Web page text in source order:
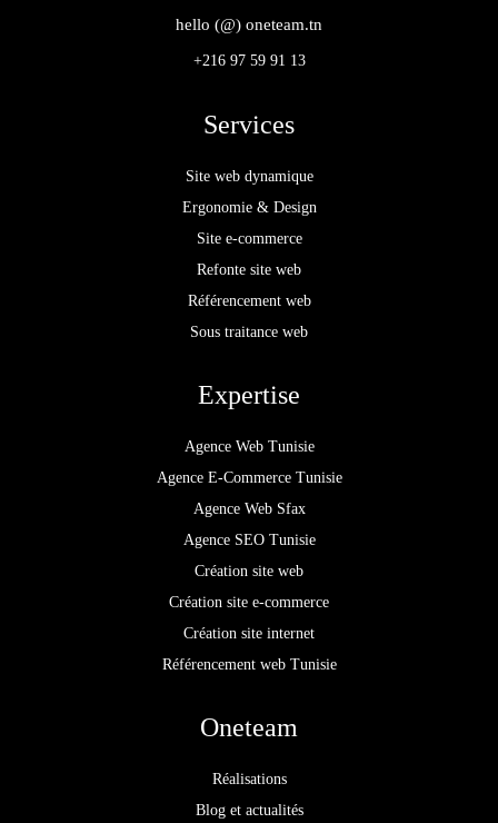
hello (@) oneteam.tn
+216 97 59 91 13
Services
Site web dynamique
Ergonomie & Design
Site e-commerce
Refonte site web
Référencement web
Sous traitance web
Expertise
Agence Web Tunisie
Agence E-Commerce Tunisie
Agence Web Sfax
Agence SEO Tunisie
Création site web
Création site e-commerce
Création site internet
Référencement web Tunisie
Oneteam
Réalisations
Blog et actualités